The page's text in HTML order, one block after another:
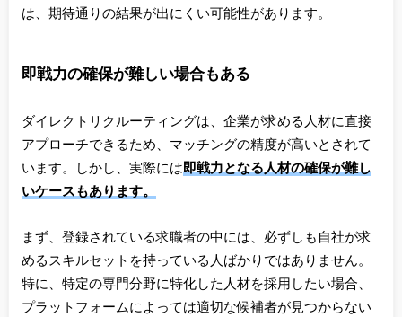
は、期待通りの結果が出にくい可能性があります。
即戦力の確保が難しい場合もある
ダイレクトリクルーティングは、企業が求める人材に直接
アプローチできるため、マッチングの精度が高いとされて
います。しかし、実際には即戦力となる人材の確保が難し
いケースもあります。
まず、登録されている求職者の中には、必ずしも自社が求
めるスキルセットを持っている人ばかりではありません。
特に、特定の専門分野に特化した人材を採用したい場合、
プラットフォームによっては適切な候補者が見つからない